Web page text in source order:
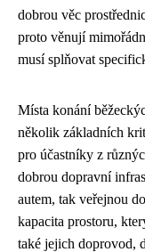
dobrou věc
proto věnují
musí splňovat
Místa konání
několik základních
pro účastníky z
dobrou dopravní
autem, tak veřejnou
kapacita prostoru,
také jejich doprovod,